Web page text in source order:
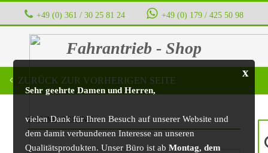
+49 (0) 361 / 30 25 81 24 ‭ ‭ ‭ ‭ +49 (0) 179 / 425 50 98
Fahrantrieb - Shop
x
Sehr geehrte Damen und Herren,
vielen Dank für Ihren Besuch auf unserer Website und
dem damit verbundenen Interesse an unseren
Qualitätsprodukten. Unser Büro ist abMontag, dem
ZURÜCK ZUR VORHERIGEN SEITE
BAUMASCHINE